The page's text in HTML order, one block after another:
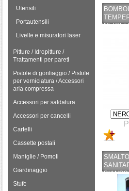
Utensili
Portautensili
Livelle e misuratori laser
Pitture / Idropitture /
Trattamenti per pareti
Pistole di gonfiaggio / Pistole
per verniciatura / Accessori
aria compressa
Accessori per saldatura
Accessori per cancelli
Cartelli
Cassette postali
Maniglie / Pomoli
Giardinaggio
Stufe
NERO /
FINO A